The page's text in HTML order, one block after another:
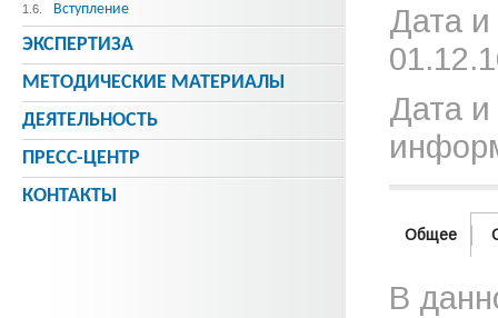
Дата
Дата и
Общее
В
1.6. Вступление
ЭКСПЕРТИЗА
МЕТОДИЧЕСКИE МАТЕРИАЛЫ
ДЕЯТЕЛЬНОСТЬ
ПРЕСС-ЦЕНТР
КОНТАКТЫ